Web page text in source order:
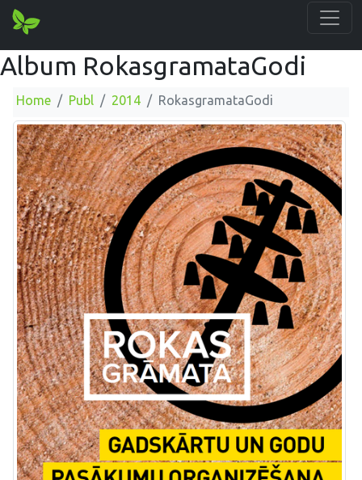
Album RokasgramataGodi
Home Publ 2014 RokasgramataGodi